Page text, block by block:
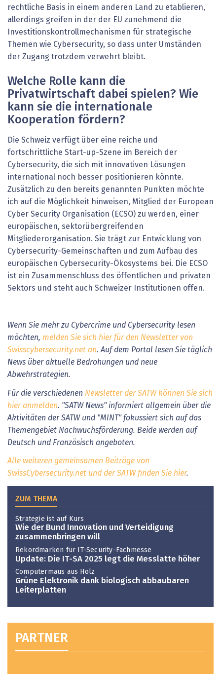
rechtliche Basis in einem anderen Land zu etablieren,
allerdings greifen in der der EU zunehmend die
Investitionskontrollmechanismen für strategische
Themen wie Cybersecurity, so dass unter Umständen
der Zugang trotzdem verwehrt bleibt.
Welche Rolle kann die
Privatwirtschaft dabei spielen? Wie
kann sie die internationale
Kooperation fördern?
Die Schweiz verfügt über eine reiche und
fortschrittliche Start-up-Szene im Bereich der
Cybersecurity, die sich mit innovativen Lösungen
international noch besser positionieren könnte.
Zusätzlich zu den bereits genannten Punkten möchte
ich auf die Möglichkeit hinweisen, Mitglied der European
Cyber Security Organisation (ECSO) zu werden, einer
europäischen, sektorübergreifenden
Mitgliederorganisation. Sie trägt zur Entwicklung von
Cybersecurity-Gemeinschaften und zum Aufbau des
europäischen Cybersecurity-Ökosystems bei. Die ECSO
ist ein Zusammenschluss des öffentlichen und privaten
Sektors und steht auch Schweizer Institutionen offen.
Wenn Sie mehr zu Cybercrime und Cybersecurity lesen
möchten, melden Sie sich hier für den Newsletter von
Swisscybersecurity.net an. Auf dem Portal lesen Sie täglich
News über aktuelle Bedrohungen und neue
Abwehrstrategien.
Für die verschiedenen Newsletter der SATW können Sie sich
hier anmelden. "SATW News" informiert allgemein über die
Aktivitäten der SATW und "MINT" fokussiert sich auf das
Themengebiet Nachwuchsförderung. Beide werden auf
Deutsch und Französisch angeboten.
Alle weiteren gemeinsamen Beiträge von
SwissCybersecurity.net und der SATW finden Sie hier.
ZUM THEMA
Strategie ist auf Kurs
Wie der Bund Innovation und Verteidigung
zusammenbringen will
Rekordmarken für IT-Security-Fachmesse
Update: Die IT-SA 2025 legt die Messlatte höher
Computermaus aus Holz
Grüne Elektronik dank biologisch abbaubaren
Leiterplatten
PARTNER